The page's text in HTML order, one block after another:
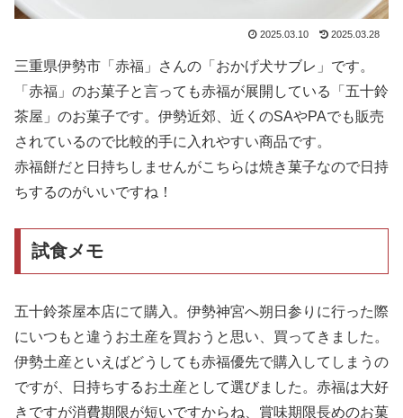
2025.03.10 2025.03.28
三重県伊勢市「赤福」さんの「おかげ犬サブレ」です。
「赤福」のお菓子と言っても赤福が展開している「五十鈴
茶屋」のお菓子です。伊勢近郊、近くのSAやPAでも販売
されているので比較的手に入れやすい商品です。
赤福餅だと日持ちしませんがこちらは焼き菓子なので日持
ちするのがいいですね！
試食メモ
五十鈴茶屋本店にて購入。伊勢神宮へ朔日参りに行った際
にいつもと違うお土産を買おうと思い、買ってきました。
伊勢土産といえばどうしても赤福優先で購入してしまうの
ですが、日持ちするお土産として選びました。赤福は大好
きですが消費期限が短いですからね、賞味期限長めのお菓